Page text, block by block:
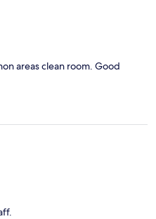
areas clean room. Good